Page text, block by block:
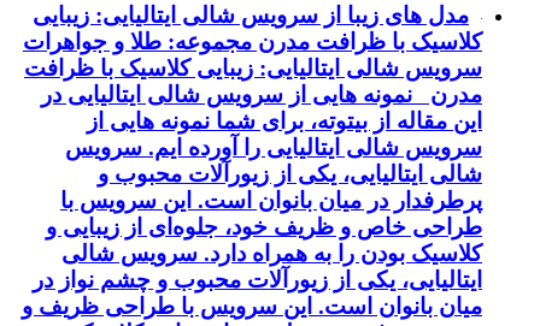
مدل های زیبا از سرویس شالی ایتالیایی: زیبایی
کلاسیک با ظرافت مدرن مجموعه: طلا و جواهرات
سرویس شالی ایتالیایی: زیبایی کلاسیک با ظرافت
مدرن نمونه هایی از سرویس شالی ایتالیایی در
این مقاله از بیتوته، برای شما نمونه هایی از
سرویس شالی ایتالیایی را آورده ایم. سرویس
شالی ایتالیایی، یکی از زیورآلات محبوب و
پرطرفدار در میان بانوان است. این سرویس با
طراحی خاص و ظریف خود، جلوه‌ای از زیبایی و
کلاسیک بودن را به همراه دارد. سرویس شالی
ایتالیایی، یکی از زیورآلات محبوب و چشم نواز در
میان بانوان است. این سرویس با طراحی ظریف و